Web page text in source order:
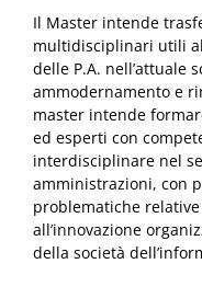
Il Master intende
multidisciplinari utili
delle P.A. nell’attuale
ammodernamento e
master intende
ed esperti con
interdisciplinare nel
amministrazioni, con
problematiche
all’innovazione
della società